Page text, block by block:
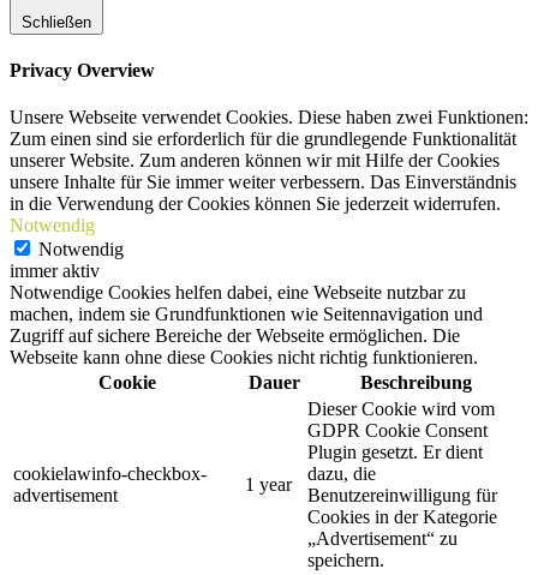
Schließen
Privacy Overview
Unsere Webseite verwendet Cookies. Diese haben zwei Funktionen:
Zum einen sind sie erforderlich für die grundlegende Funktionalität
unserer Website. Zum anderen können wir mit Hilfe der Cookies
unsere Inhalte für Sie immer weiter verbessern. Das Einverständnis
in die Verwendung der Cookies können Sie jederzeit widerrufen.
Notwendig
Notwendig
immer aktiv
Notwendige Cookies helfen dabei, eine Webseite nutzbar zu
machen, indem sie Grundfunktionen wie Seitennavigation und
Zugriff auf sichere Bereiche der Webseite ermöglichen. Die
Webseite kann ohne diese Cookies nicht richtig funktionieren.
Cookie
Dauer Beschreibung
cookielawinfo-checkbox-
advertisement
1 year
Dieser Cookie wird vom
GDPR Cookie Consent
Plugin gesetzt. Er dient
dazu, die
Benutzereinwilligung für
Cookies in der Kategorie
„Advertisement“ zu
speichern.